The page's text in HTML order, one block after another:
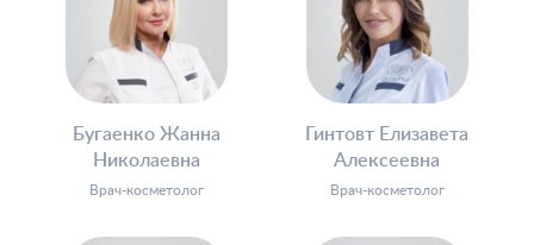
Бугаенко Жанна
Николаевна
Врач-косметолог
Гинтовт Елизавета
Алексеевна
Врач-косметолог